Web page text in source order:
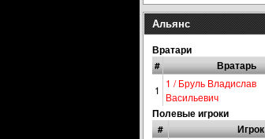
Альянс
Вратари
#
Вратарь
1
1 / Бруль Владислав
Васильевич
Полевые игроки
#
Игрок